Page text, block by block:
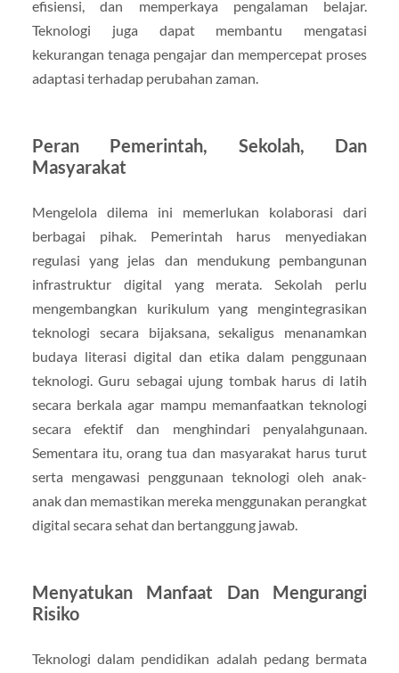
efisiensi, dan memperkaya pengalaman belajar.
Teknologi juga dapat membantu mengatasi
kekurangan tenaga pengajar dan mempercepat proses
adaptasi terhadap perubahan zaman.
Peran Pemerintah, Sekolah, Dan
Masyarakat
Mengelola dilema ini memerlukan kolaborasi dari
berbagai pihak. Pemerintah harus menyediakan
regulasi yang jelas dan mendukung pembangunan
infrastruktur digital yang merata. Sekolah perlu
mengembangkan kurikulum yang mengintegrasikan
teknologi secara bijaksana, sekaligus menanamkan
budaya literasi digital dan etika dalam penggunaan
teknologi. Guru sebagai ujung tombak harus di latih
secara berkala agar mampu memanfaatkan teknologi
secara efektif dan menghindari penyalahgunaan.
Sementara itu, orang tua dan masyarakat harus turut
serta mengawasi penggunaan teknologi oleh anak-
anak dan memastikan mereka menggunakan perangkat
digital secara sehat dan bertanggung jawab.
Menyatukan Manfaat Dan Mengurangi
Risiko
Teknologi dalam pendidikan adalah pedang bermata